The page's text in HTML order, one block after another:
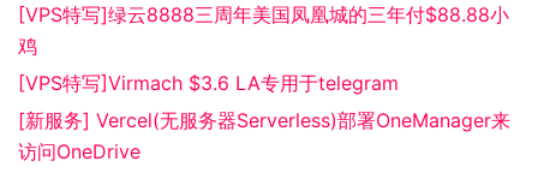
[VPS特写]绿云8888三周年美国凤凰城的三年付$88.88小
鸡
[VPS特写]Virmach $3.6 LA专用于telegram
[新服务] Vercel(无服务器Serverless)部署OneManager来
访问OneDrive